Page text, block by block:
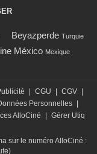
Beyazperde Turquie
México Mexique
| CGU | CGV |
Personnelles |
AlloCiné | Gérer Utiq
sur le numéro AlloCiné :